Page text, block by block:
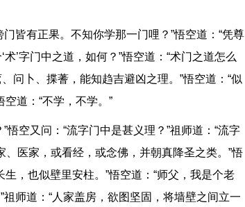
门皆有正果。不知你学那一门哩？”悟空道：“凭尊
’字门中之道，如何？”悟空道：“术门之道怎么
问卜、揲蓍，能知趋吉避凶之理。”悟空道：“似
悟空道：“不学，不学。”
悟空又问：“流字门中是甚义理？”祖师道：“流字
医家，或看经，或念佛，并朝真降圣之类。”悟
，也似壁里安柱。”悟空道：“师父，我是个老
祖师道：“人家盖房，欲图坚固，将墙壁之间立一